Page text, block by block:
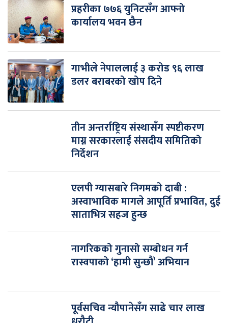
प्रहरीका ७७६ युनिटसँग आफ्नो
कार्यालय भवन छैन
गाभीले नेपाललाई ३ करोड ९६ लाख
डलर बराबरको खोप दिने
तीन अन्तर्राष्ट्रिय संस्थासँग स्पष्टीकरण
माग्न सरकारलाई संसदीय समितिको
निर्देशन
एलपी ग्यासबारे निगमको दाबी :
अस्वाभाविक मागले आपूर्ति प्रभावित, दुई
साताभित्र सहज हुन्छ
नागरिकको गुनासो सम्बोधन गर्न
रास्वपाको ‘हामी सुन्छौं’ अभियान
पूर्वसचिव न्यौपानेसँग साढे चार लाख